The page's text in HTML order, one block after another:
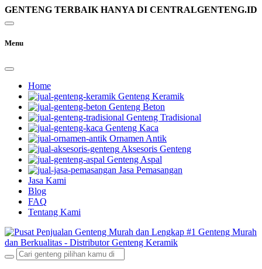
GENTENG TERBAIK HANYA DI CENTRALGENTENG.ID
Menu
Home
Genteng Keramik
Genteng Beton
Genteng Tradisional
Genteng Kaca
Ornamen Antik
Aksesoris Genteng
Genteng Aspal
Jasa Pemasangan
Jasa Kami
Blog
FAQ
Tentang Kami